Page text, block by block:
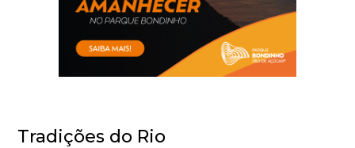
Tradições do Rio